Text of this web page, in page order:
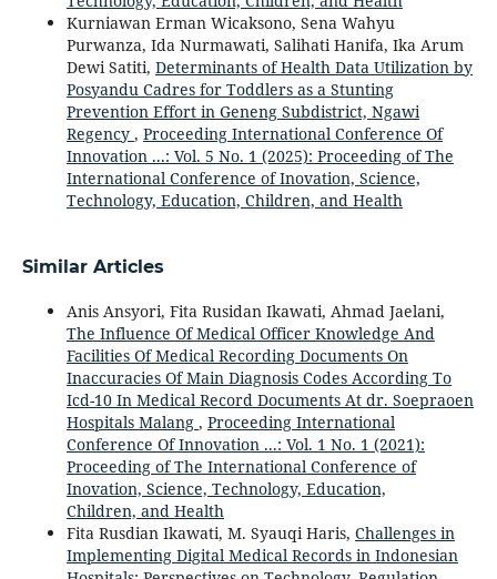
Kurniawan Erman Wicaksono, Sena Wahyu
Purwanza, Ida Nurmawati, Salihati Hanifa, Ika Arum
Dewi Satiti, Determinants of Health Data Utilization by
Posyandu Cadres for Toddlers as a Stunting
Prevention Effort in Geneng Subdistrict, Ngawi
Regency , Proceeding International Conference Of
Innovation ...: Vol. 5 No. 1 (2025): Proceeding of The
International Conference of Inovation, Science,
Technology, Education, Children, and Health
Similar Articles
Anis Ansyori, Fita Rusidan Ikawati, Ahmad Jaelani,
The Influence Of Medical Officer Knowledge And
Facilities Of Medical Recording Documents On
Inaccuracies Of Main Diagnosis Codes According To
Icd-10 In Medical Record Documents At dr. Soepraoen
Hospitals Malang , Proceeding International
Conference Of Innovation ...: Vol. 1 No. 1 (2021):
Proceeding of The International Conference of
Inovation, Science, Technology, Education,
Children, and Health
Fita Rusdian Ikawati, M. Syauqi Haris, Challenges in
Implementing Digital Medical Records in Indonesian